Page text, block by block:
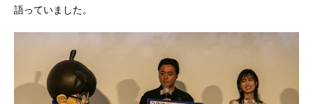
語っていました。